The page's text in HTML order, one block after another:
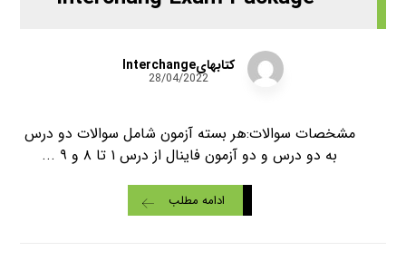
کتابهایInterchange
28/04/2022
مشخصات سوالات:هر بسته آزمون شامل سوالات دو درس
به دو درس و دو آزمون فاینال از درس ۱ تا ۸ و ۹ ...
ادامه مطلب